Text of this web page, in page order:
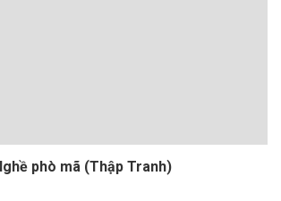
phò mã (Thập Tranh)